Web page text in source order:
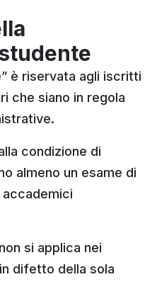
è riservata agli iscritti
che siano in regola
condizione di
almeno un esame di
accademici
si applica nei
difetto della sola